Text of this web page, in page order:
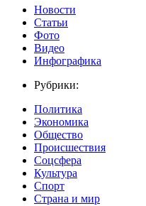
Новости
Статьи
Фото
Видео
Инфографика
Рубрики:
Политика
Экономика
Общество
Происшествия
Соцсфера
Культура
Спорт
Страна и мир